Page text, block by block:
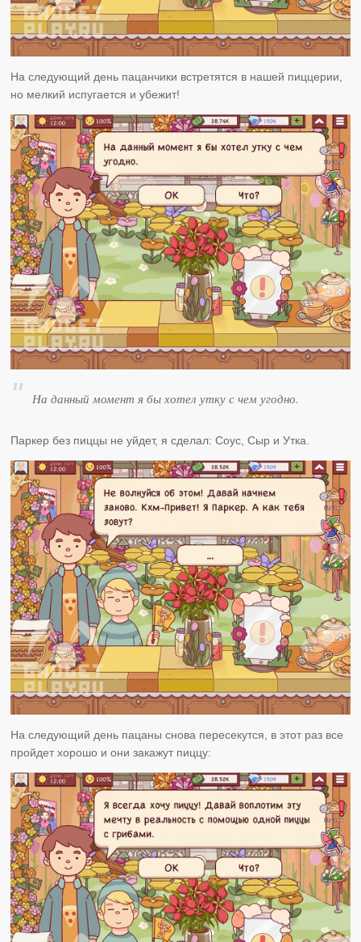
На следующий день пацанчики встретятся в нашей пиццерии,
но мелкий испугается и убежит!
На данный момент я бы хотел утку с чем угодно.
Паркер без пиццы не уйдет, я сделал: Соус, Сыр и Утка.
На следующий день пацаны снова пересекутся, в этот раз все
пройдет хорошо и они закажут пиццу: